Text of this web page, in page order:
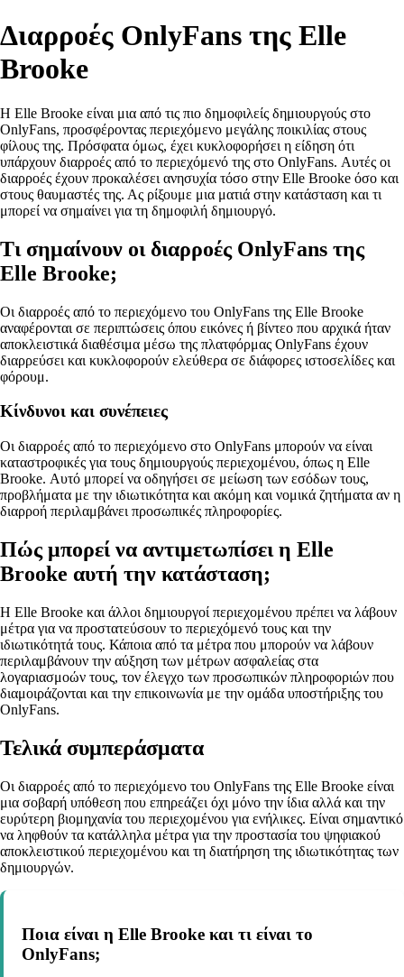
Διαρροές OnlyFans της Elle
Brooke
Η Elle Brooke είναι μια από τις πιο δημοφιλείς δημιουργούς στο
OnlyFans, προσφέροντας περιεχόμενο μεγάλης ποικιλίας στους
φίλους της. Πρόσφατα όμως, έχει κυκλοφορήσει η είδηση ότι
υπάρχουν διαρροές από το περιεχόμενό της στο OnlyFans. Αυτές οι
διαρροές έχουν προκαλέσει ανησυχία τόσο στην Elle Brooke όσο και
στους θαυμαστές της. Ας ρίξουμε μια ματιά στην κατάσταση και τι
μπορεί να σημαίνει για τη δημοφιλή δημιουργό.
Τι σημαίνουν οι διαρροές OnlyFans της
Elle Brooke;
Οι διαρροές από το περιεχόμενο του OnlyFans της Elle Brooke
αναφέρονται σε περιπτώσεις όπου εικόνες ή βίντεο που αρχικά ήταν
αποκλειστικά διαθέσιμα μέσω της πλατφόρμας OnlyFans έχουν
διαρρεύσει και κυκλοφορούν ελεύθερα σε διάφορες ιστοσελίδες και
φόρουμ.
Κίνδυνοι και συνέπειες
Οι διαρροές από το περιεχόμενο στο OnlyFans μπορούν να είναι
καταστροφικές για τους δημιουργούς περιεχομένου, όπως η Elle
Brooke. Αυτό μπορεί να οδηγήσει σε μείωση των εσόδων τους,
προβλήματα με την ιδιωτικότητα και ακόμη και νομικά ζητήματα αν η
διαρροή περιλαμβάνει προσωπικές πληροφορίες.
Πώς μπορεί να αντιμετωπίσει η Elle
Brooke αυτή την κατάσταση;
Η Elle Brooke και άλλοι δημιουργοί περιεχομένου πρέπει να λάβουν
μέτρα για να προστατεύσουν το περιεχόμενό τους και την
ιδιωτικότητά τους. Κάποια από τα μέτρα που μπορούν να λάβουν
περιλαμβάνουν την αύξηση των μέτρων ασφαλείας στα
λογαριασμοών τους, τον έλεγχο των προσωπικών πληροφοριών που
διαμοιράζονται και την επικοινωνία με την ομάδα υποστήριξης του
OnlyFans.
Τελικά συμπεράσματα
Οι διαρροές από το περιεχόμενο του OnlyFans της Elle Brooke είναι
μια σοβαρή υπόθεση που επηρεάζει όχι μόνο την ίδια αλλά και την
ευρύτερη βιομηχανία του περιεχομένου για ενήλικες. Είναι σημαντικό
να ληφθούν τα κατάλληλα μέτρα για την προστασία του ψηφιακού
αποκλειστικού περιεχομένου και τη διατήρηση της ιδιωτικότητας των
δημιουργών.
Ποια είναι η Elle Brooke και τι είναι το
OnlyFans;